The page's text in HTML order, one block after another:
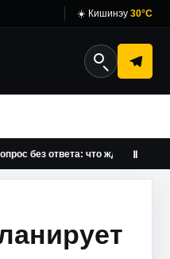
☀️ Кишинэу 30°C
без ответа: что ждет программу
Ⅱ